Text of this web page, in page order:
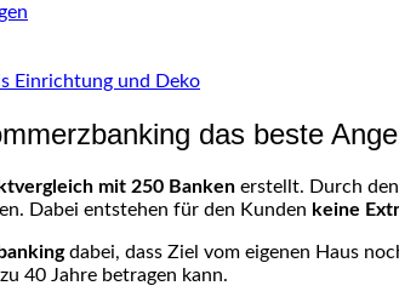
Einrichtung und Deko
das beste
mit 250 Banken erstellt. Durch
Dabei entstehen für den Kunden keine
dabei, dass Ziel vom eigenen Haus
40 Jahre betragen kann.